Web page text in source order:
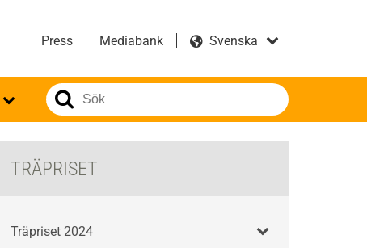
Press Mediabank
TRÄPRISET
Träpriset 2024